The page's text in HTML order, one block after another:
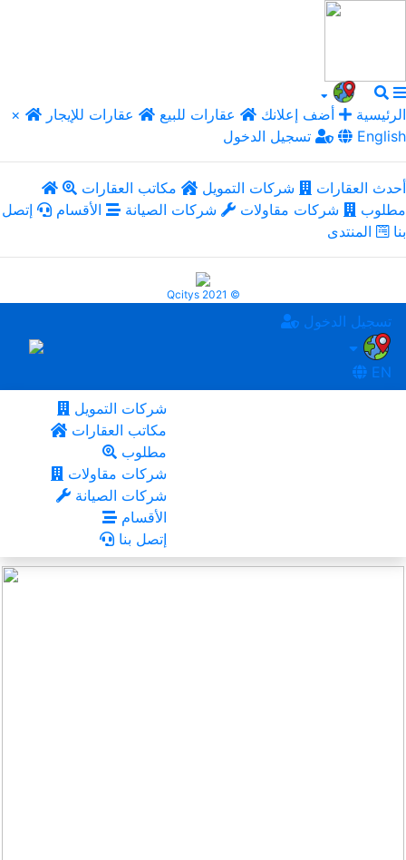
× الرئيسية أضف إعلانك عقارات للبيع
عقارات للإيجار
تسجيل الدخول
English
أحدث العقارات شركات التمويل
مكاتب العقارات
مطلوب
شركات مقاولات شركات الصيانة الأقسام
إتصل
بنا
المنتدى
Qcitys 2021 ©
تسجيل الدخول
EN
شركات التمويل
مكاتب العقارات
مطلوب
شركات مقاولات
شركات الصيانة
الأقسام
إتصل بنا